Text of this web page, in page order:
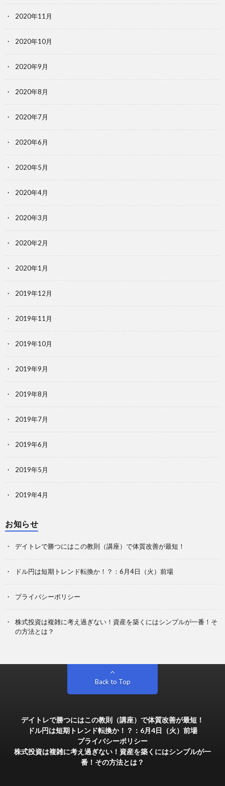
2020年11月
2020年10月
2020年9月
2020年8月
2020年7月
2020年6月
2020年5月
2020年4月
2020年3月
2020年2月
2020年1月
2019年12月
2019年11月
2019年10月
2019年9月
2019年8月
2019年7月
2019年6月
2019年5月
2019年4月
お知らせ
デイトレで勝つにはこの教則（講座）で体質改善が最短！
ドル円は短期トレンド転換か！？：6月4日（火）前場
プライバシーポリシー
株式投資は複雑に考え過ぎない！資産を築くにはシンプルが一番！そ
の方法とは？
Back to Top
デイトレで勝つにはこの教則（講座）で体質改善が最短！
ドル円は短期トレンド転換か！？：6月4日（火）前場
プライバシーポリシー
株式投資は複雑に考え過ぎない！資産を築くにはシンプルが一
番！その方法とは？